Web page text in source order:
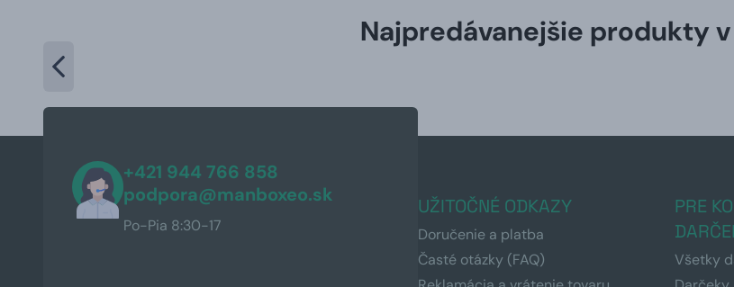
Najpredávanejšie produkty
+421 944 766 858
podpora@manboxeo.sk
Po-Pia 8:30-17
UŽITOČNÉ ODKAZY
Doručenie a platba
Časté otázky (FAQ)
PRE
Všetky